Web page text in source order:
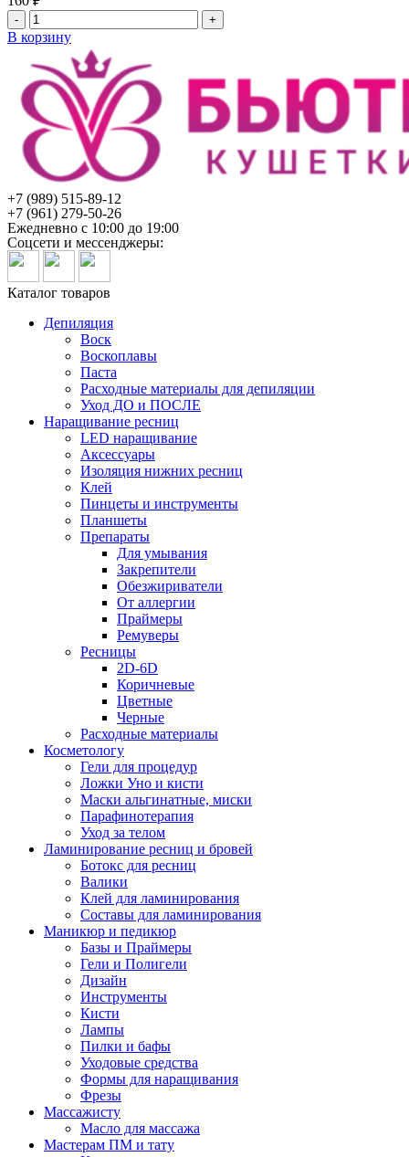
Количество
товара
Серебро
полиэтиленовые
2,5
гр
(50
пар/
уп)
Русмед
В корзину
+7 (989) 515-89-12
+7 (961) 279-50-26
Ежедневно с 10:00 до 19:00
Соцсети и мессенджеры:
Каталог товаров
Депиляция
Воск
Воскоплавы
Паста
Расходные материалы для депиляции
Уход ДО и ПОСЛЕ
Наращивание ресниц
LED наращивание
Аксессуары
Изоляция нижних ресниц
Клей
Пинцеты и инструменты
Планшеты
Препараты
Для умывания
Закрепители
Обезжириватели
От аллергии
Праймеры
Ремуверы
Ресницы
2D-6D
Коричневые
Цветные
Черные
Расходные материалы
Косметологу
Гели для процедур
Ложки Уно и кисти
Маски альгинатные, миски
Парафинотерапия
Уход за телом
Ламинирование ресниц и бровей
Ботокс для ресниц
Валики
Клей для ламинирования
Составы для ламинирования
Маникюр и педикюр
Базы и Праймеры
Гели и Полигели
Дизайн
Инструменты
Кисти
Лампы
Пилки и бафы
Уходовые средства
Формы для наращивания
Фрезы
Массажисту
Масло для массажа
Мастерам ПМ и тату